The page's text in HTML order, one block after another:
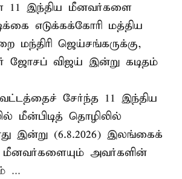
11 இந்திய மீனவர்களை
எடுக்கக்கோரி மத்திய
மந்திரி ஜெய்சங்கருக்கு,
ஜோசப் விஜய் இன்று கடிதம்
சேர்ந்த 11 இந்திய
மீன்பிடித் தொழிலில்
இன்று (6.8.2026) இலங்கைக்
மீனவர்களையும் அவர்களின்
...